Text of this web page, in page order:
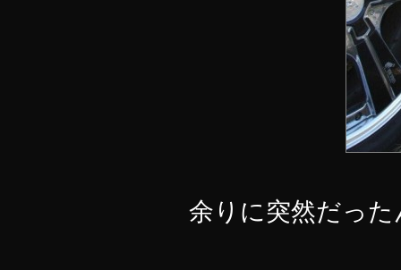
余りに突然だっ